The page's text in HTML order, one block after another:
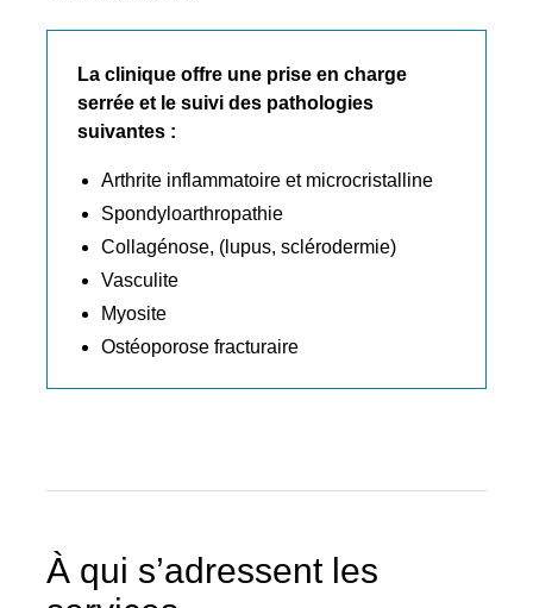
La clinique offre une prise en charge
serrée et le suivi des pathologies
suivantes :
Arthrite inflammatoire et microcristalline
Spondyloarthropathie
Collagénose, (lupus, sclérodermie)
Vasculite
Myosite
Ostéoporose fracturaire
À qui s’adressent les